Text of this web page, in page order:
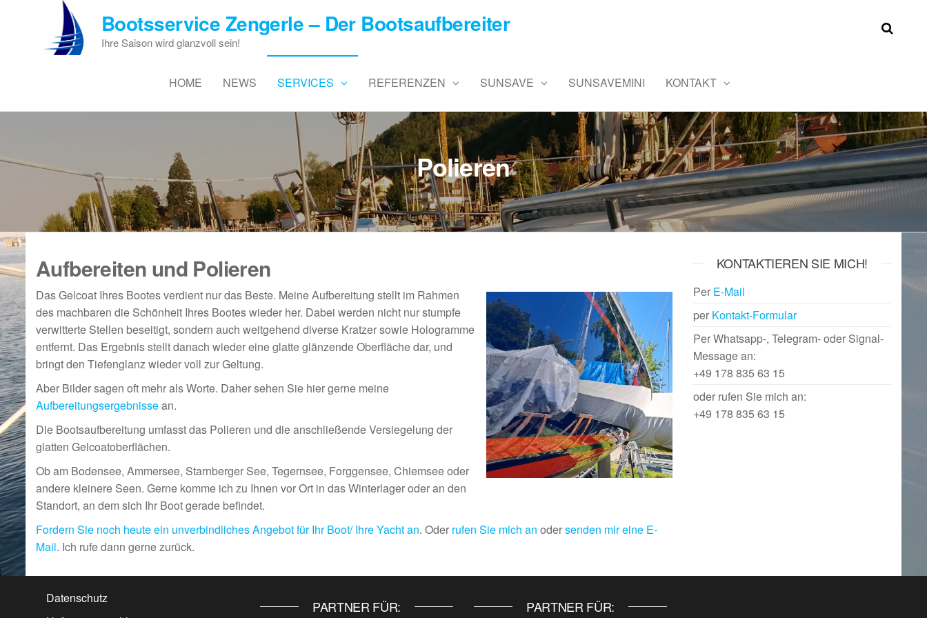
Bootsservice Zengerle – Der Bootsaufbereiter
Ihre Saison wird glanzvoll sein!
HOME NEWS SERVICES REFERENZEN SUNSAVE SUNSAVEMINI KONTAKT
Polieren
Aufbereiten und Polieren
Das Gelcoat Ihres Bootes verdient nur das Beste. Meine Aufbereitung stellt im Rahmen
des machbaren die Schönheit Ihres Bootes wieder her. Dabei werden nicht nur stumpfe
verwitterte Stellen beseitigt, sondern auch weitgehend diverse Kratzer sowie Hologramme
entfernt. Das Ergebnis stellt danach wieder eine glatte glänzende Oberfläche dar, und
bringt den Tiefenglanz wieder voll zur Geltung.
Aber Bilder sagen oft mehr als Worte. Daher sehen Sie hier gerne meine
Aufbereitungsergebnissean.
Die Bootsaufbereitung umfasst das Polieren und die anschließende Versiegelung der
glatten Gelcoatoberflächen.
Ob am Bodensee, Ammersee, Starnberger See, Tegernsee, Forggensee, Chiemsee oder
andere kleinere Seen. Gerne komme ich zu Ihnen vor Ort in das Winterlager oder an den
Standort, an dem sich Ihr Boot gerade befindet.
Fordern Sie noch heute ein unverbindliches Angebot für Ihr Boot/ Ihre Yacht an. Oder rufen Sie mich an odersenden mir eine E-
Mail. Ich rufe dann gerne zurück.
KONTAKTIEREN SIE MICH!
Per E-Mail
per Kontakt-Formular
Per Whatsapp-, Telegram- oder Signal-
Message an:
+49 178 835 63 15
oder rufen Sie mich an:
+49 178 835 63 15
Datenschutz
PARTNER FÜR: PARTNER FÜR: